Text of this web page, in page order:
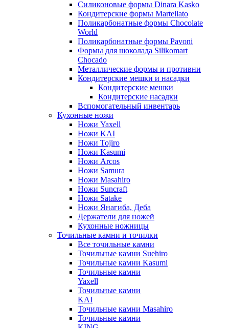
Силиконовые формы Dinara Kasko
Кондитерские формы Martellato
Поликарбонатные формы Chocolate
World
Поликарбонатные формы Pavoni
Формы для шоколада Silikomart
Chocado
Металлические формы и противни
Кондитерские мешки и насадки
Кондитерские мешки
Кондитерские насадки
Вспомогательный инвентарь
Кухонные ножи
Ножи Yaxell
Ножи KAI
Ножи Tojiro
Ножи Kasumi
Ножи Arcos
Ножи Samura
Ножи Masahiro
Ножи Suncraft
Ножи Satake
Ножи Янагиба, Деба
Держатели для ножей
Кухонные ножницы
Точильные камни и точилки
Все точильные камни
Точильные камни Suehiro
Точильные камни Kasumi
Точильные камни
Yaxell
Точильные камни
KAI
Точильные камни Masahiro
Точильные камни